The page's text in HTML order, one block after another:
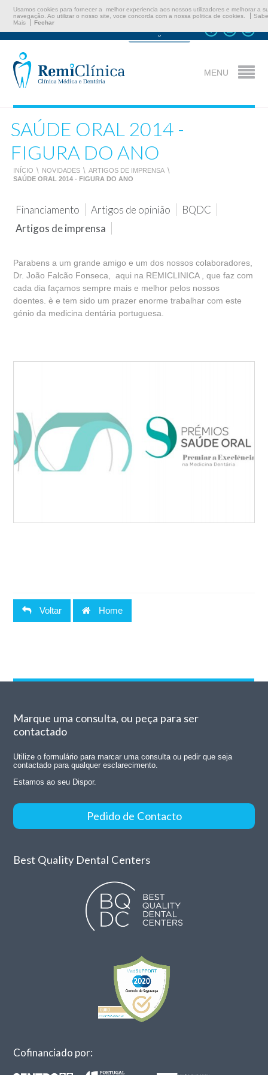
Usamos cookies para fornecer a melhor experiencia aos nossos utilizadores e melhorar a
navegação. Ao utilizar o nosso site, voce concorda com a nossa politica de cookies.
Mais
Fechar
MENU
SAÚDE ORAL 2014 -
FIGURA DO ANO
INÍCIO \ NOVIDADES \ ARTIGOS DE IMPRENSA \
SAÚDE ORAL 2014 - FIGURA DO ANO
Financiamento Artigos de opinião
BQDC
Artigos de imprensa
Parabens a um grande amigo e um dos nossos colaboradores,
Dr. João Falcão Fonseca, aqui na REMICLINICA , que faz com
cada dia façamos sempre mais e melhor pelos nossos
doentes. è e tem sido um prazer enorme trabalhar com este
génio da medicina dentária portuguesa.
Voltar Home
Marque uma consulta, ou peça para ser
contactado
Utilize o formulário para marcar uma consulta ou pedir que seja
contactado para qualquer esclarecimento.
Estamos ao seu Dispor.
Pedido de Contacto
Best Quality Dental Centers
Cofinanciado por: